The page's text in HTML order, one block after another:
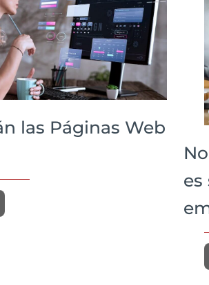
las Páginas Web
es